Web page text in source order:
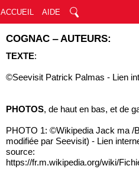
ACCUEIL AIDE
COGNAC ‒ AUTEURS:
TEXTE:
©Seevisit Patrick Palmas - Lien
PHOTOS, de haut en bas, et de
PHOTO 1: ©Wikipedia Jack ma /
modifiée par Seevisit) - Lien
source:
https://fr.m.wikipedia.org/wiki/